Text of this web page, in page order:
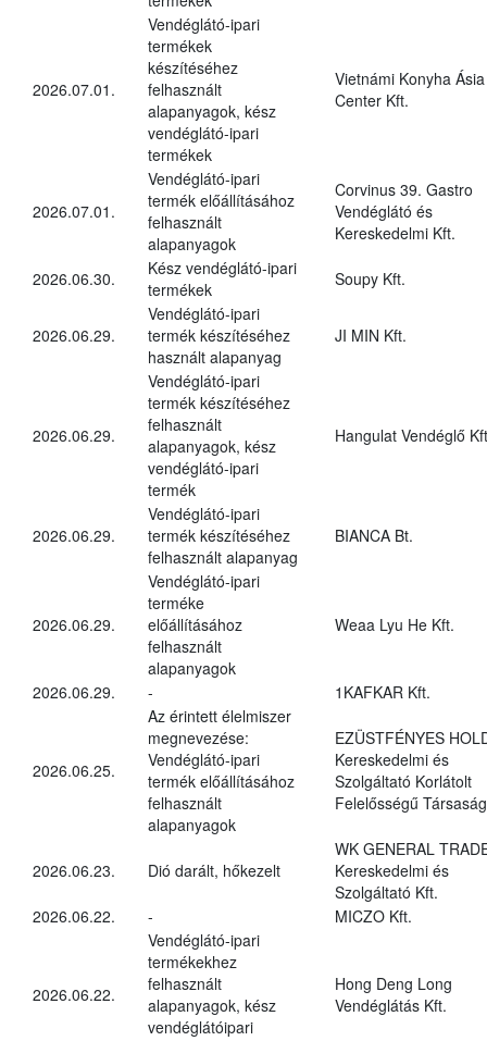
2026.07.01.
Vendéglátó-ipari
termékek
készítéséhez
felhasznált
alapanyagok, kész
vendéglátó-ipari
termékek
Vietnámi Konyha Ásia
Center Kft.
2026.07.01.
Vendéglátó-ipari
termék előállításához
felhasznált
alapanyagok
Corvinus 39. Gastro
Vendéglátó és
Kereskedelmi Kft.
2026.06.30.
Kész vendéglátó-ipari
termékek
Soupy Kft.
2026.06.29.
Vendéglátó-ipari
termék készítéséhez
használt alapanyag
JI MIN Kft.
2026.06.29.
Vendéglátó-ipari
termék készítéséhez
felhasznált
alapanyagok, kész
vendéglátó-ipari
termék
Hangulat Vendéglő
2026.06.29.
Vendéglátó-ipari
termék készítéséhez
felhasznált alapanyag
BIANCA Bt.
2026.06.29.
Vendéglátó-ipari
terméke
előállításához
felhasznált
alapanyagok
Weaa Lyu He Kft.
2026.06.29. - 1KAFKAR Kft.
2026.06.25.
Az érintett élelmiszer
megnevezése:
Vendéglátó-ipari
termék előállításához
felhasznált
alapanyagok
EZÜSTFÉNYES
Kereskedelmi és
Szolgáltató Korlátolt
Felelősségű Társaság
2026.06.23. Dió darált, hőkezelt
WK GENERAL
Kereskedelmi és
Szolgáltató Kft.
2026.06.22.
- MICZO Kft.
2026.06.22.
Vendéglátó-ipari
termékekhez
felhasznált
alapanyagok, kész
vendéglátóipari
Hong Deng Long
Vendéglátás Kft.